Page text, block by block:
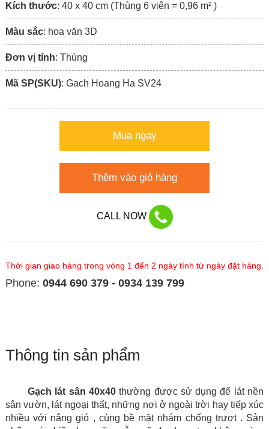
Kích thước: 40 x 40 cm (Thùng 6 viên = 0,96 m² )
Màu sắc: hoa văn 3D
Đơn vị tính: Thùng
Mã SP(SKU): Gach Hoang Ha SV24
Mua ngay
Thêm vào giỏ hàng
CALL NOW
Thời gian giao hàng trong vòng 1 đến 2 ngày tính từ ngày đặt hàng.
Phone: 0944 690 379 - 0934 139 799
Thông tin sản phẩm
Gạch lát sân 40x40thường được sử dụng để lát nền
sân vườn, lát ngoại thất, những nơi ở ngoài trời hay tiếp xúc
nhiều với nắng gió , cùng bề mặt nhám chống trượt . Sản